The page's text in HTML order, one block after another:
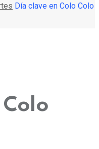
Día clave en Colo Colo